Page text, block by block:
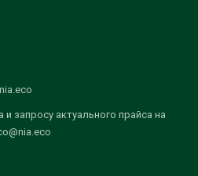
запросу актуального прайса на